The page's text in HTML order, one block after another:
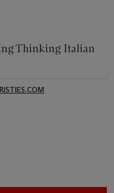
Thinking Italian